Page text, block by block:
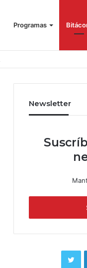
Programas
Newsletter